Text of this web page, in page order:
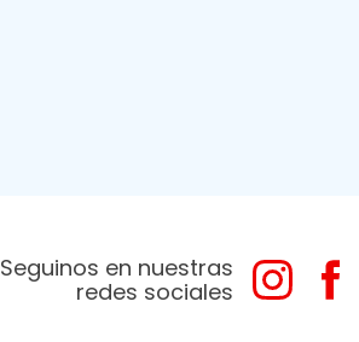
Seguinos en nuestras
redes sociales